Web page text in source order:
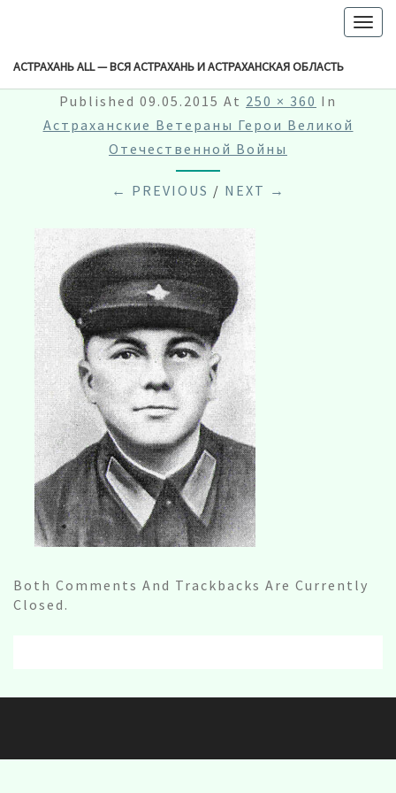
АСТРАХАНЬ ALL — ВСЯ АСТРАХАНЬ И АСТРАХАНСКАЯ ОБЛАСТЬ
ГУЖВИН ПЁТР КУЗЬМИЧ
Published 09.05.2015 At 250 × 360 In
Астраханские Ветераны Герои Великой
Отечественной Войны
← PREVIOUS / NEXT →
Both Comments And Trackbacks Are Currently
Closed.